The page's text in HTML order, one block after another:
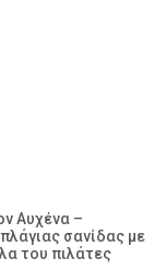
Αυχένα –
σανίδας με
του πιλάτες